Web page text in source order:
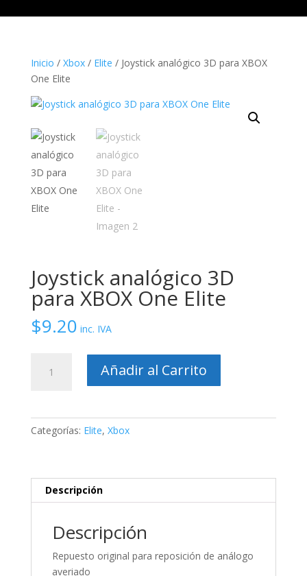
Inicio / Xbox/ Elite / Joystick analógico 3D para XBOX
One Elite
Joystick analógico 3D
para XBOX One Elite
$9.20 inc. IVA
analógico
Añadir al Carrito
Categorías: Elite, Xbox
Descripción
Descripción
Repuesto original para reposición de análogo
averiado